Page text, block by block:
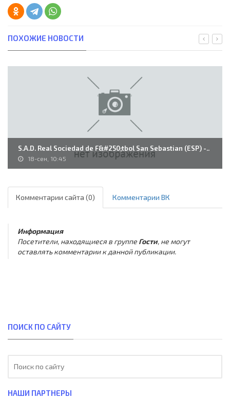
ПОХОЖИЕ НОВОСТИ
S.A.D. Real Sociedad de F&#250;tbol San Sebastian (ESP) -..
18-сен, 10:45
Комментарии сайта (0) Комментарии ВК
Информация
Посетители, находящиеся в группе Гости, не могут
оставлять комментарии к данной публикации.
ПОИСК ПО САЙТУ
НАШИ ПАРТНЕРЫ